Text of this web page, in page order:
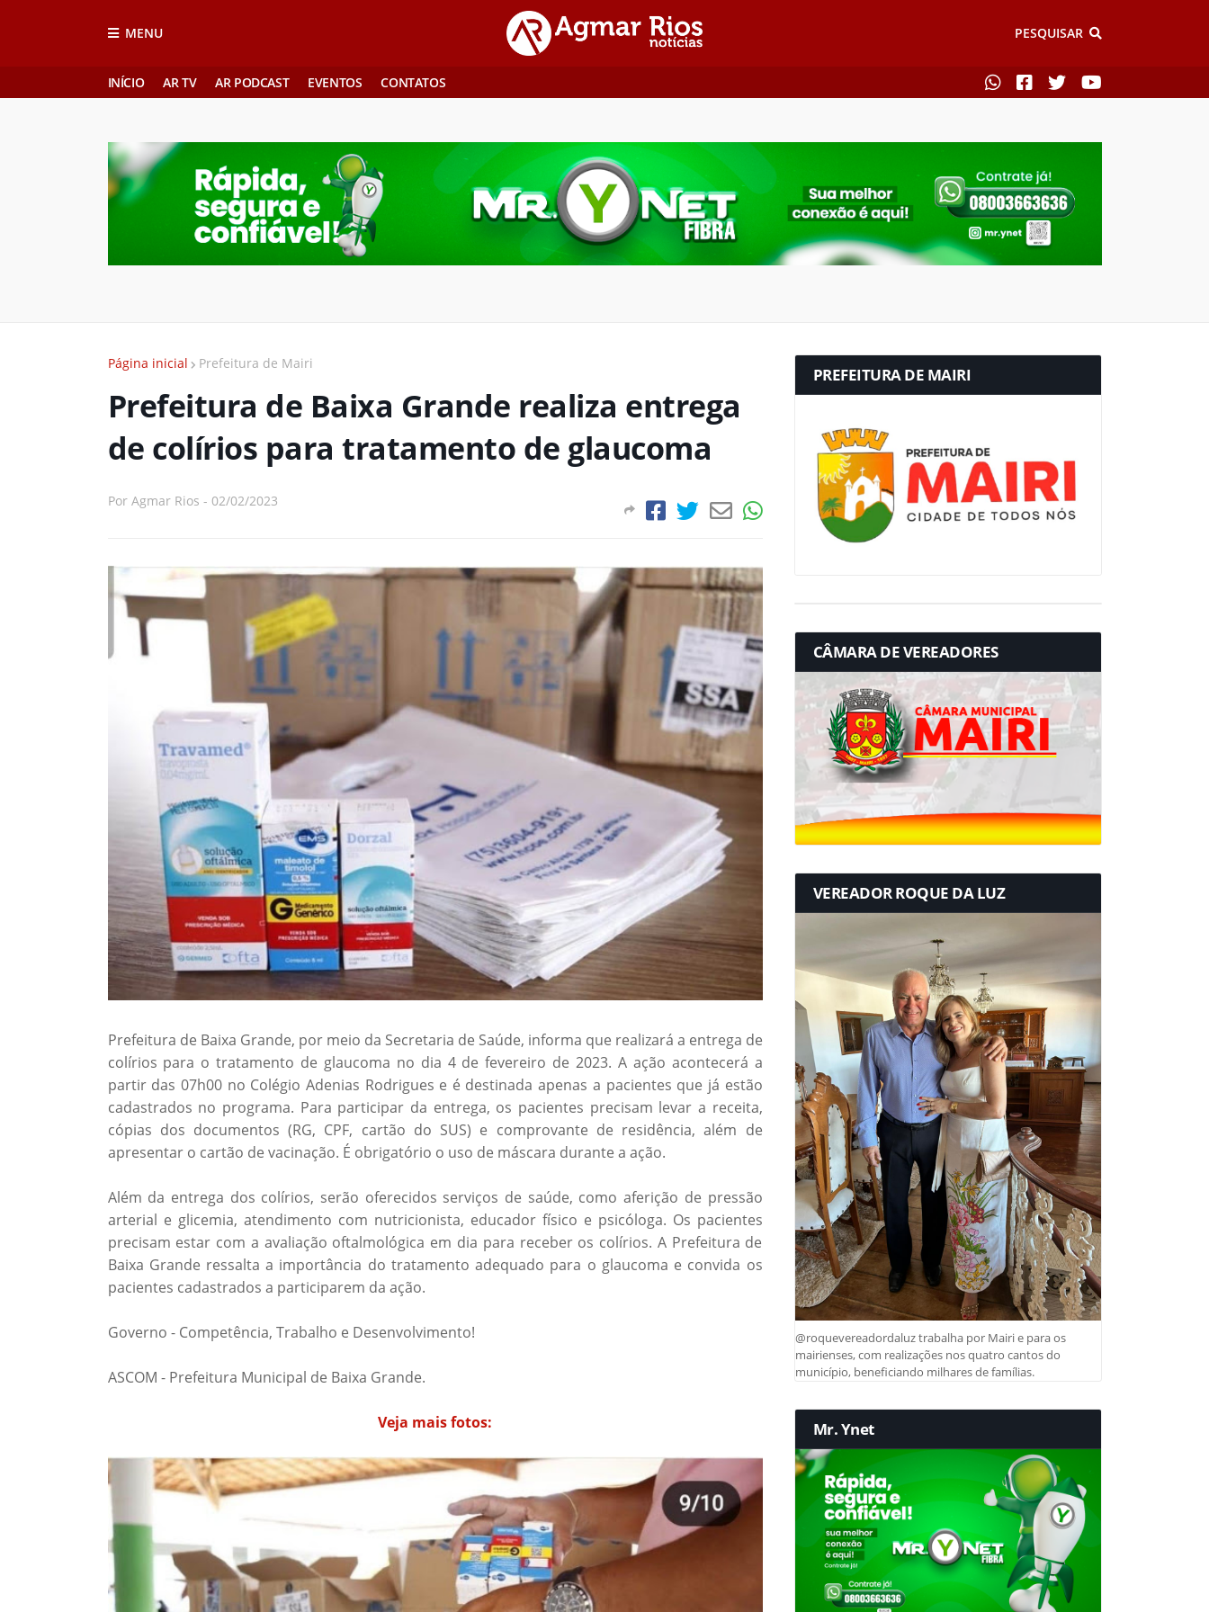
MENU PESQUISAR
INÍCIO AR TV AR PODCAST EVENTOS CONTATOS
Página inicial Prefeitura de Mairi
Prefeitura de Baixa Grande realiza entrega
de colírios para tratamento de glaucoma
Por Agmar Rios - 02/02/2023
Prefeitura de Baixa Grande, por meio da Secretaria de Saúde, informa que realizará a entrega de
colírios para o tratamento de glaucoma no dia 4 de fevereiro de 2023. A ação acontecerá a
partir das 07h00 no Colégio Adenias Rodrigues e é destinada apenas a pacientes que já estão
cadastrados no programa. Para participar da entrega, os pacientes precisam levar a receita,
cópias dos documentos (RG, CPF, cartão do SUS) e comprovante de residência, além de
apresentar o cartão de vacinação. É obrigatório o uso de máscara durante a ação.
Além da entrega dos colírios, serão oferecidos serviços de saúde, como aferição de pressão
arterial e glicemia, atendimento com nutricionista, educador físico e psicóloga. Os pacientes
precisam estar com a avaliação oftalmológica em dia para receber os colírios. A Prefeitura de
Baixa Grande ressalta a importância do tratamento adequado para o glaucoma e convida os
pacientes cadastrados a participarem da ação.
Governo - Competência, Trabalho e Desenvolvimento!
ASCOM - Prefeitura Municipal de Baixa Grande.
Veja mais fotos:
PREFEITURA DE MAIRI
CÂMARA DE VEREADORES
VEREADOR ROQUE DA LUZ
@roquevereadordaluz trabalha por Mairi e para os
mairienses, com realizações nos quatro cantos do
município, beneficiando milhares de famílias.
Mr. Ynet